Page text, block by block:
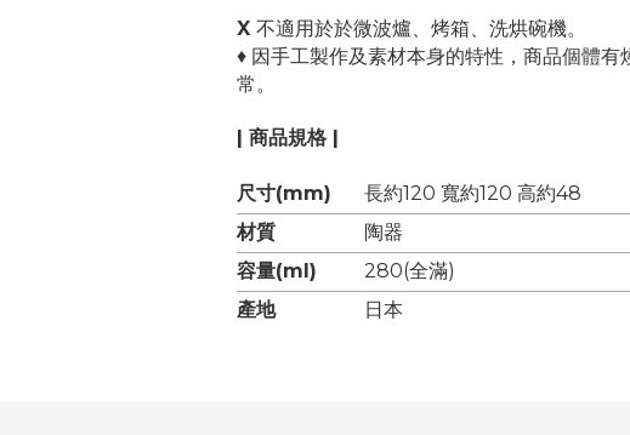
X 不適用於於微波爐、烤箱、洗烘碗機。
♦ 因手工製作及素材本身的特性，商品個體有
常。
| 商品規格 |
尺寸(mm)
長約120 寬約120 高約48
材質
陶器
容量(ml)
280(全滿)
產地
日本